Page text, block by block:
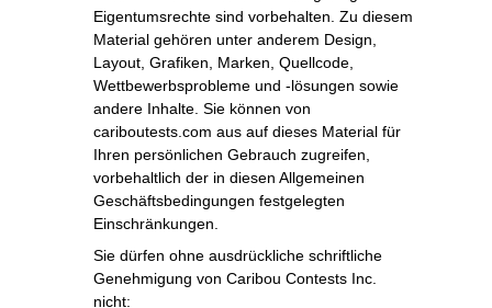
Eigentumsrechte sind vorbehalten. Zu diesem
Material gehören unter anderem Design,
Layout, Grafiken, Marken, Quellcode,
Wettbewerbsprobleme und -lösungen sowie
andere Inhalte. Sie können von
cariboutests.com aus auf dieses Material für
Ihren persönlichen Gebrauch zugreifen,
vorbehaltlich der in diesen Allgemeinen
Geschäftsbedingungen festgelegten
Einschränkungen.
Sie dürfen ohne ausdrückliche schriftliche
Genehmigung von Caribou Contests Inc.
nicht: